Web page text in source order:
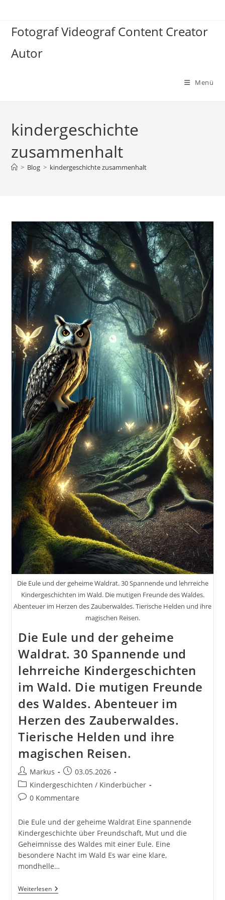
springen
Fotograf Videograf Content Creator
Autor
Menü
kindergeschichte
zusammenhalt
> Blog > kindergeschichte zusammenhalt
Die Eule und der geheime Waldrat. 30 Spannende und lehrreiche
Kindergeschichten im Wald. Die mutigen Freunde des Waldes.
Abenteuer im Herzen des Zauberwaldes. Tierische Helden und ihre
magischen Reisen.
Die Eule und der geheime
Waldrat. 30 Spannende und
lehrreiche Kindergeschichten
im Wald. Die mutigen Freunde
des Waldes. Abenteuer im
Herzen des Zauberwaldes.
Tierische Helden und ihre
magischen Reisen.
Beitrags-
Autor:
Markus
Beitrag
veröffentlicht:
03.05.2026
Beitrags-
Kategorie:
Kindergeschichten / Kinderbücher
Beitrags-
0 Kommentare
Die Eule und der geheime Waldrat Eine spannende
Kindergeschichte über Freundschaft, Mut und die
Geheimnisse des Waldes mit einer Eule. Eine
besondere Nacht im Wald Es war eine klare,
mondhelle…
WeiterlesenDie
Eule